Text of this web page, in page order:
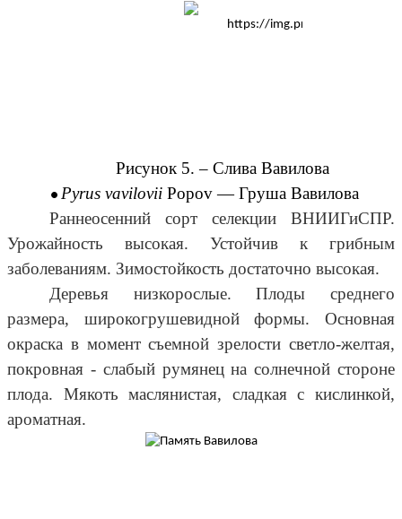
Рисунок 5. – Слива Вавилова
Pyrus vavilovii Popov —Груша Вавилова
Раннеосенний сорт селекции ВНИИГиСПР.
Урожайность высокая. Устойчив к грибным
заболеваниям. Зимостойкость достаточно высокая.
Деревья низкорослые. Плоды среднего
размера, широкогрушевидной формы. Основная
окраска в момент съемной зрелости светло-желтая,
покровная - слабый румянец на солнечной стороне
плода. Мякоть маслянистая, сладкая с кислинкой,
ароматная.